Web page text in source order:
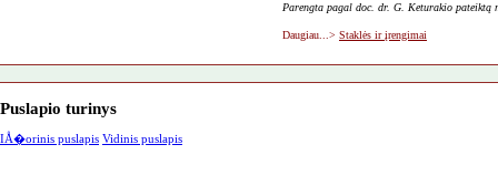
Parengta pagal doc. dr. G. Keturakio pateiktą
Daugiau...> Staklės ir įrengimai
Puslapio turinys
IÅ�orinis puslapis Vidinis puslapis